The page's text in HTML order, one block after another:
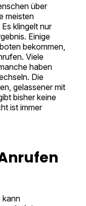
über
meisten
klingelt nur
Einige
bekommen,
Viele
haben
Die
gelassener mit
bisher keine
ist immer
kann